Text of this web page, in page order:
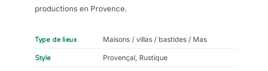
productions en Provence.
Type de lieux Maisons / villas / bastides / Mas
Style Provençal, Rustique